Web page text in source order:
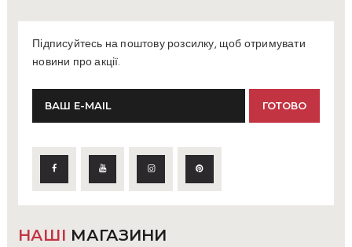
Підписуйтесь на поштову розсилку, щоб отримувати
новини про акції.
НАШІ МАГАЗИНИ